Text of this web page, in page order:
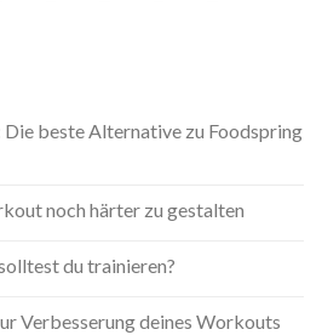
beste Alternative zu Foodspring
noch härter zu gestalten
du trainieren?
Verbesserung deines Workouts